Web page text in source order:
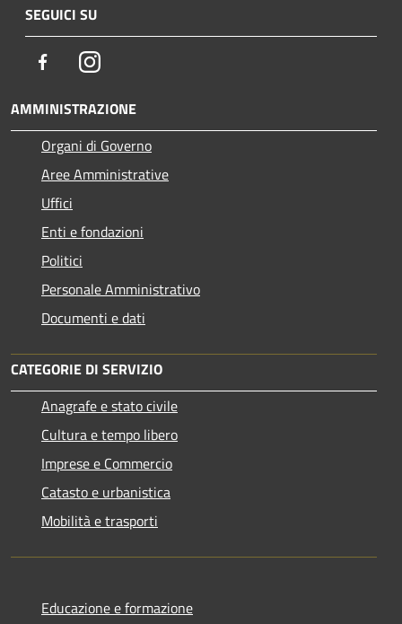
SEGUICI SU
FacebookInstagram
AMMINISTRAZIONE
Organi di Governo
Aree Amministrative
Uffici
Enti e fondazioni
Politici
Personale Amministrativo
Documenti e dati
CATEGORIE DI SERVIZIO
Anagrafe e stato civile
Cultura e tempo libero
Imprese e Commercio
Catasto e urbanistica
Mobilità e trasporti
Educazione e formazione